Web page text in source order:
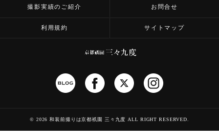
撮影実績のご紹介 お問合せ
利用規約 サイトマップ
© 2026 和装前撮りは京都祇園 三々九度 ALL RIGHT RESERVED.